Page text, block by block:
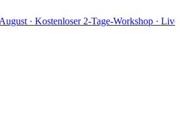
2-Tage-Workshop · Live online